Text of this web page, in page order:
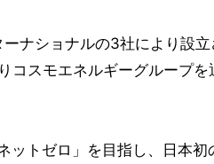
ナショナルの3社により設立
コスモエネルギーグループを
ットゼロ」を目指し、日本初